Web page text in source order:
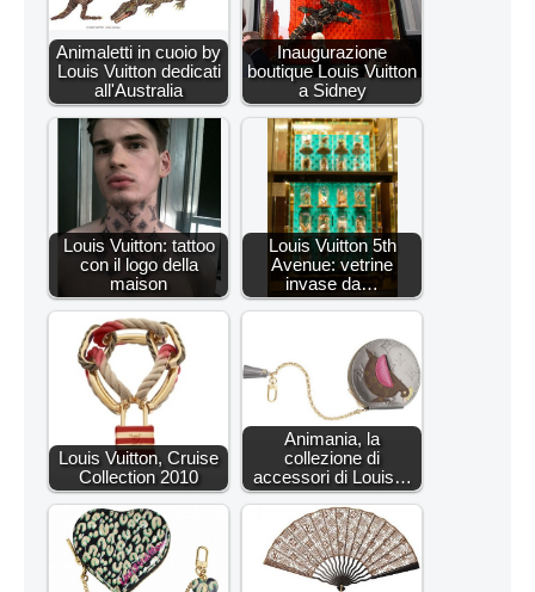
Animaletti in cuoio by
Louis Vuitton dedicati
all'Australia
Inaugurazione
boutique Louis Vuitton
a Sidney
Louis Vuitton: tattoo
con il logo della
maison
Louis Vuitton 5th
Avenue: vetrine
invase da…
Louis Vuitton, Cruise
Collection 2010
Animania, la
collezione di
accessori di Louis…